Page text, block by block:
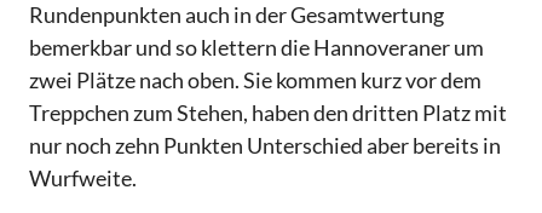
Rundenpunkten auch in der Gesamtwertung
bemerkbar und so klettern die Hannoveraner um
zwei Plätze nach oben. Sie kommen kurz vor dem
Treppchen zum Stehen, haben den dritten Platz mit
nur noch zehn Punkten Unterschied aber bereits in
Wurfweite.